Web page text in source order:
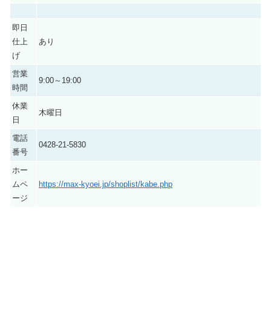
即日
仕上
げ
あり
営業
時間
9:00～19:00
休業
日
木曜日
電話
番号
0428-21-5830
ホー
ムペ
ージ
https://max-kyoei.jp/shoplist/kabe.php